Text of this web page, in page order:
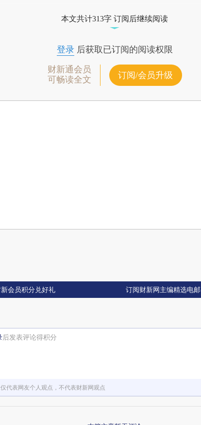
本文共计313字 订阅后继续阅读
登录后获取已订阅的阅读权限
财新通会员
可畅读全文
订阅/会员升级
新会员积分兑好礼 订阅财新网主编精选电邮
后发表评论得积分
代表网友个人观点，不代表财新网观点